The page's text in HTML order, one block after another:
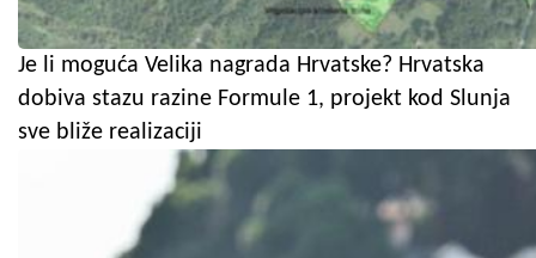
Je li moguća Velika nagrada Hrvatske? Hrvatska
dobiva stazu razine Formule 1, projekt kod Slunja
sve bliže realizaciji